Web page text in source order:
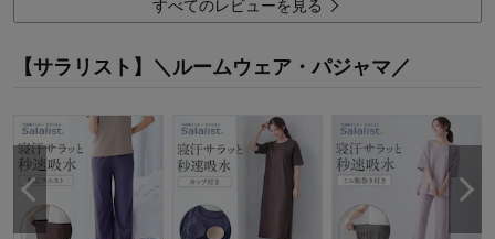
0人が参考になりました 参考になった
品質
デザイン
購入商品： ペールミント, LL
お気に入りポイント： 色、生地、機能、価格、着回しがきく
おすすめ用途：
身長（cm）： 156～160
すべてのレビューを見る
【サラリスト】＼ルームウェア・パジャマ／